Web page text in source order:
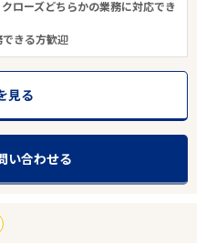
ローズどちらかの業務に対応でき
きる方歓迎
見る
い合わせる